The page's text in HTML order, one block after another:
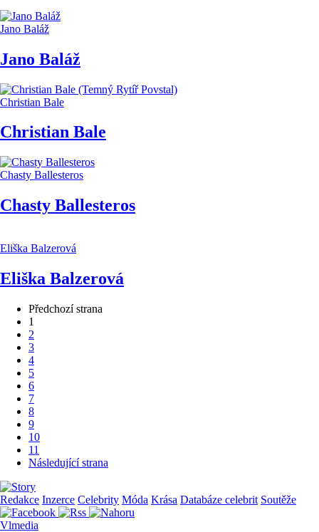
Jano Baláž
Jano Baláž
Christian Bale
Christian Bale
Chasty Ballesteros
Chasty Ballesteros
Eliška Balzerová
Eliška Balzerová
Předchozí strana
1
2
3
4
5
6
7
8
9
10
11
Následující strana
Redakce Inzerce Celebrity Móda Krása Databáze celebrit Soutěže
Vlmedia